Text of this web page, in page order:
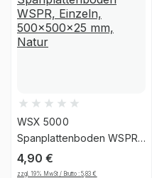
WSX 5000
Spanplattenboden WSPR,
Einzeln, 500x500x25 mm,
Natur
4,90€
zzgl. 19% MwSt / Brutto :5,83€